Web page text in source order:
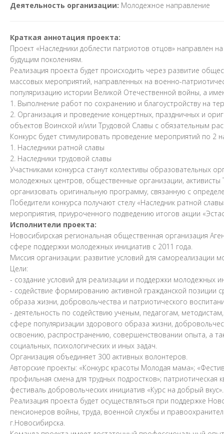
Деятельность организации: Молодежное направление
Краткая аннотация проекта:
Проект «Наследники доблести патриотов отцов» направлен
будущим поколениям.
Реализация проекта будет происходить через развитие
массовых мероприятий, направленных на военно-
популяризацию истории Великой Отечественной войны, а
1. Выполнение работ по сохранению и благоустройству на
2. Организация и проведение концертных, праздничных и
объектов Воинской и/или Трудовой Славы с обязательным
Конкурс будет стимулировать проведение мероприятий по 2
1. Наследники ратной славы
2. Наследники трудовой славы
Участниками конкурса станут коллективы образовательных
молодежных центров, общественные организации,
организовать оригинальную программу, связанную с
Победители конкурса получают стелу «Наследник ратной
мероприятия, приуроченного подведению итогов акции
Исполнители проекта:
Новосибирская региональная общественная организация
сфере поддержки молодежных инициатив с 2011 года.
Миссия организации: развитие условий для
Цели:
- создание условий для реализации и поддержки молодежных
- содействие формированию активной гражданской позиции
образа жизни, добровольчества и патриотического
- деятельность по содействию ученым, педагогам,
сфере популяризации здорового образа жизни,
освоению, распространению, совершенствовании опыта, а
социальных, психологических и иных задач.
Организация объединяет 300 активных волонтеров.
Авторские проекты: «Конкурс красоты Молодая мама»;
профильная смена для трудных подростков»;
фестиваль добровольческих инициатив «Курс на добрый вкус».
Реализация проекта будет осуществляться при поддержке
пенсионеров войны, труда, военной службы и
г.Новосибирска.